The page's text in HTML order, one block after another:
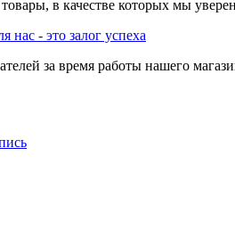
в качестве которых мы
нас - это залог успеха
за время работы нашего